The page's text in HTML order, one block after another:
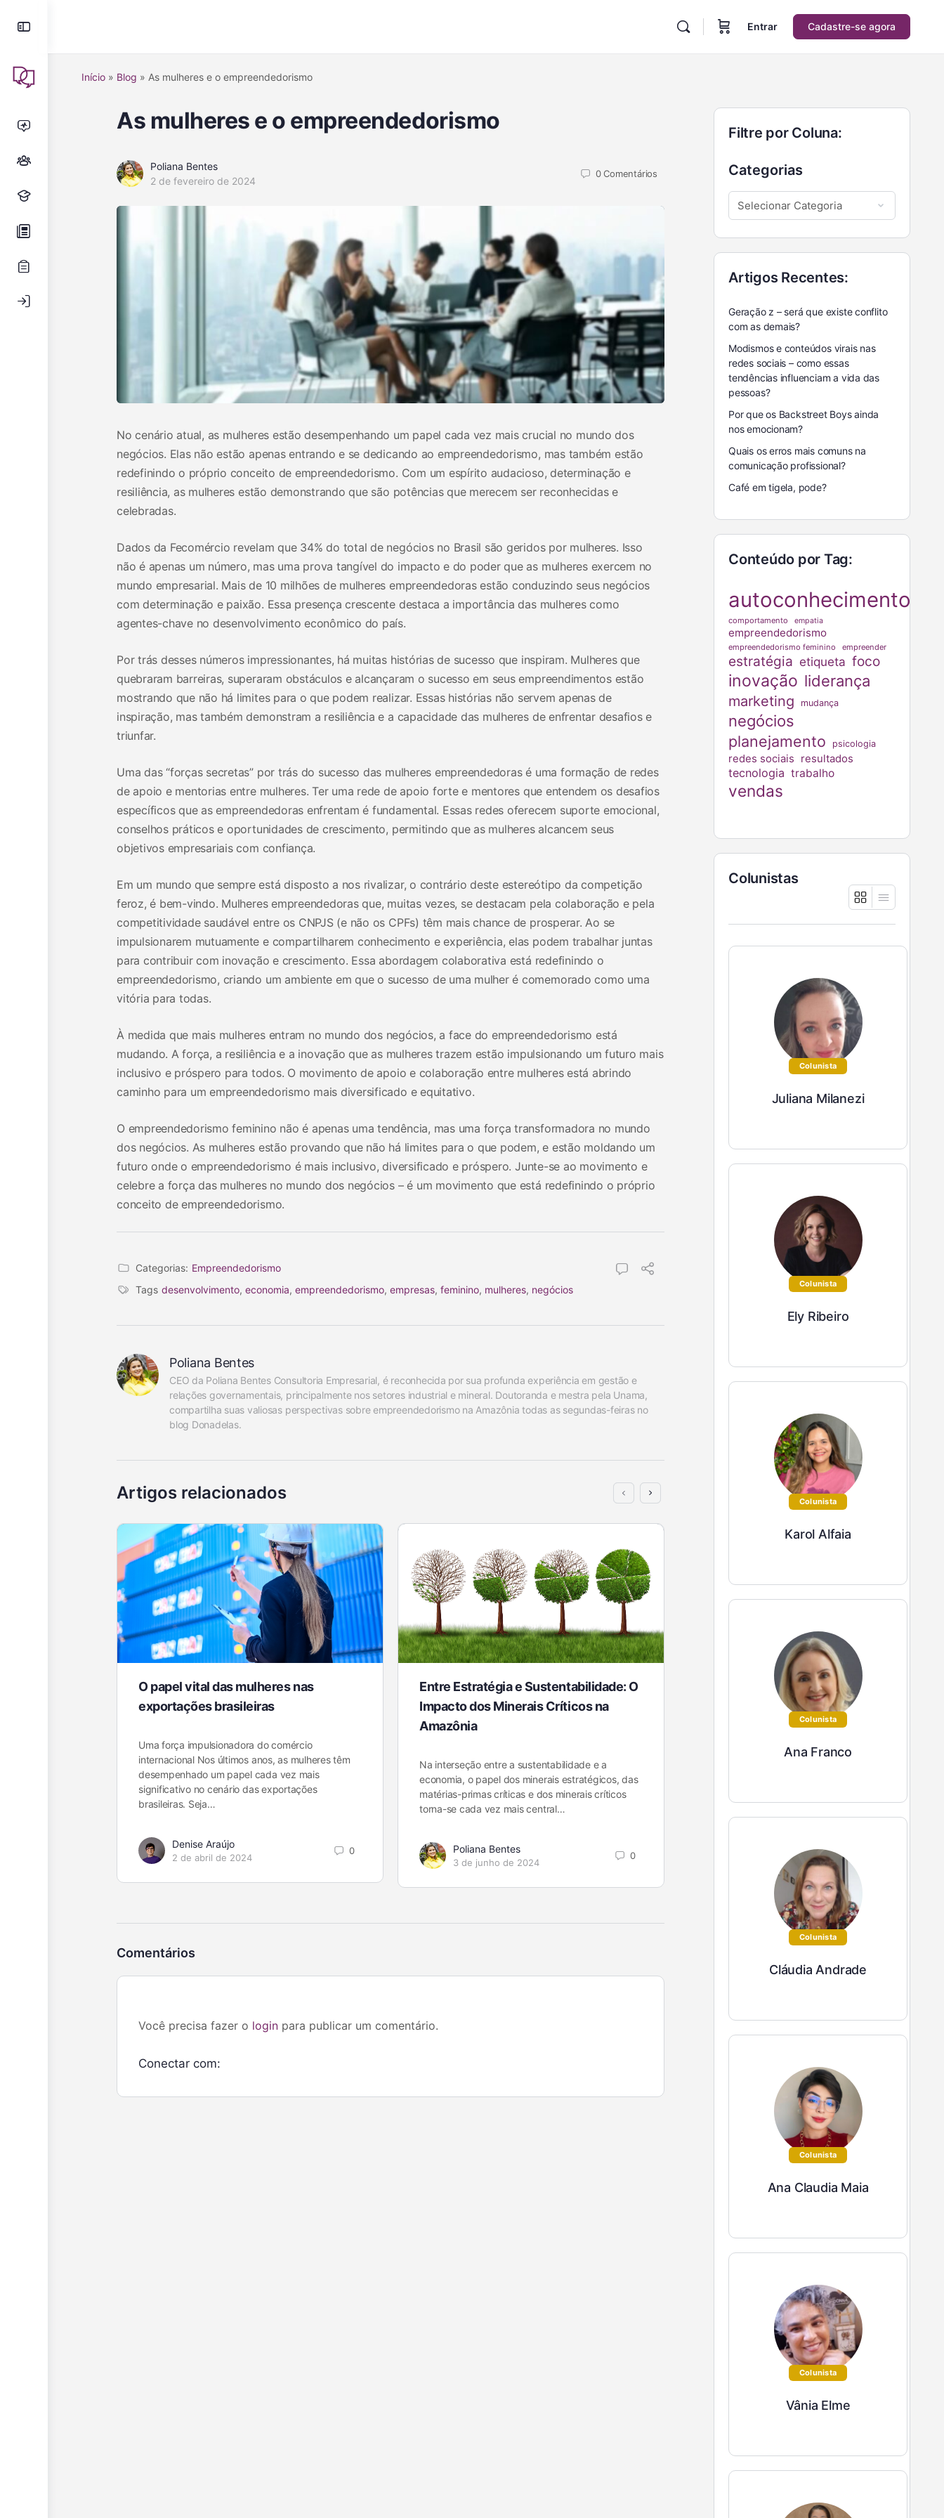
Entrar Cadastre-se agora
Início » Blog » As mulheres e o empreendedorismo
As mulheres e o empreendedorismo
Poliana Bentes
2 de fevereiro de 2024
0Comentários
No cenário atual, as mulheres estão desempenhando um papel cada vez mais crucial no mundo dos
negócios. Elas não estão apenas entrando e se dedicando ao empreendedorismo, mas também estão
redefinindo o próprio conceito de empreendedorismo. Com um espírito audacioso, determinação e
resiliência, as mulheres estão demonstrando que são potências que merecem ser reconhecidas e
celebradas.
Dados da Fecomércio revelam que 34% do total de negócios no Brasil são geridos por mulheres. Isso
não é apenas um número, mas uma prova tangível do impacto e do poder que as mulheres exercem no
mundo empresarial. Mais de 10 milhões de mulheres empreendedoras estão conduzindo seus negócios
com determinação e paixão. Essa presença crescente destaca a importância das mulheres como
agentes-chave no desenvolvimento econômico do país.
Por trás desses números impressionantes, há muitas histórias de sucesso que inspiram. Mulheres que
quebraram barreiras, superaram obstáculos e alcançaram o sucesso em seus empreendimentos estão
mostrando que não há limites para o que podem realizar. Essas histórias não servem apenas de
inspiração, mas também demonstram a resiliência e a capacidade das mulheres de enfrentar desafios e
triunfar.
Uma das “forças secretas” por trás do sucesso das mulheres empreendedoras é uma formação de redes
de apoio e mentorias entre mulheres. Ter uma rede de apoio forte e mentores que entendem os desafios
específicos que as empreendedoras enfrentam é fundamental. Essas redes oferecem suporte emocional,
conselhos práticos e oportunidades de crescimento, permitindo que as mulheres alcancem seus
objetivos empresariais com confiança.
Em um mundo que sempre está disposto a nos rivalizar, o contrário deste estereótipo da competição
feroz, é bem-vindo. Mulheres empreendedoras que, muitas vezes, se destacam pela colaboração e pela
competitividade saudável entre os CNPJS (e não os CPFs) têm mais chance de prosperar. Ao se
impulsionarem mutuamente e compartilharem conhecimento e experiência, elas podem trabalhar juntas
para contribuir com inovação e crescimento. Essa abordagem colaborativa está redefinindo o
empreendedorismo, criando um ambiente em que o sucesso de uma mulher é comemorado como uma
vitória para todas.
À medida que mais mulheres entram no mundo dos negócios, a face do empreendedorismo está
mudando. A força, a resiliência e a inovação que as mulheres trazem estão impulsionando um futuro mais
inclusivo e próspero para todos. O movimento de apoio e colaboração entre mulheres está abrindo
caminho para um empreendedorismo mais diversificado e equitativo.
O empreendedorismo feminino não é apenas uma tendência, mas uma força transformadora no mundo
dos negócios. As mulheres estão provando que não há limites para o que podem, e estão moldando um
futuro onde o empreendedorismo é mais inclusivo, diversificado e próspero. Junte-se ao movimento e
celebre a força das mulheres no mundo dos negócios – é um movimento que está redefinindo o próprio
conceito de empreendedorismo.
Categorias: Empreendedorismo
Tags desenvolvimento, economia, empreendedorismo, empresas, feminino, mulheres, negócios
Poliana Bentes
CEO da Poliana Bentes Consultoria Empresarial, é reconhecida por sua profunda experiência em gestão e
relações governamentais, principalmente nos setores industrial e mineral. Doutoranda e mestra pela Unama,
compartilha suas valiosas perspectivas sobre empreendedorismo na Amazônia todas as segundas-feiras no
blog Donadelas.
Artigos relacionados
O papel vital das mulheres nas
exportações brasileiras
Uma força impulsionadora do comércio
internacional Nos últimos anos, as mulheres têm
desempenhado um papel cada vez mais
significativo no cenário das exportações
brasileiras. Seja…
Denise Araújo
2 de abril de 2024
0
Entre Estratégia e Sustentabilidade: O
Impacto dos Minerais Críticos na
Amazônia
Na interseção entre a sustentabilidade e a
economia, o papel dos minerais estratégicos, das
matérias-primas críticas e dos minerais críticos
torna-se cada vez mais central…
Poliana Bentes
3 de junho de 2024
0
Como surgiu a Donadelas? Por que
estamos aqui?
O empreendedorismo feminino tem se tornado
uma área fundamental da economia brasileira.
Comentários
Você precisa fazer o login para publicar um comentário.
Conectar com:
Filtre por Coluna:
Categorias
Artigos Recentes:
Geração z – será que existe conflito
com as demais?
Modismos e conteúdos virais nas
redes sociais – como essas
tendências influenciam a vida das
pessoas?
Por que os Backstreet Boys ainda
nos emocionam?
Quais os erros mais comuns na
comunicação profissional?
Café em tigela, pode?
Conteúdo por Tag:
autoconhecimento
comportamento empatia
empreendedorismo
empreendedorismo feminino empreender
estratégia etiqueta foco
inovação liderança
marketing mudança
negócios
planejamento
psicologia
redes sociais resultados
tecnologia trabalho
vendas
Colunistas
Colunista
Juliana Milanezi
Colunista
Ely Ribeiro
Colunista
Karol Alfaia
Colunista
Ana Franco
Colunista
Cláudia Andrade
Colunista
Ana Claudia Maia
Colunista
Vânia Elme